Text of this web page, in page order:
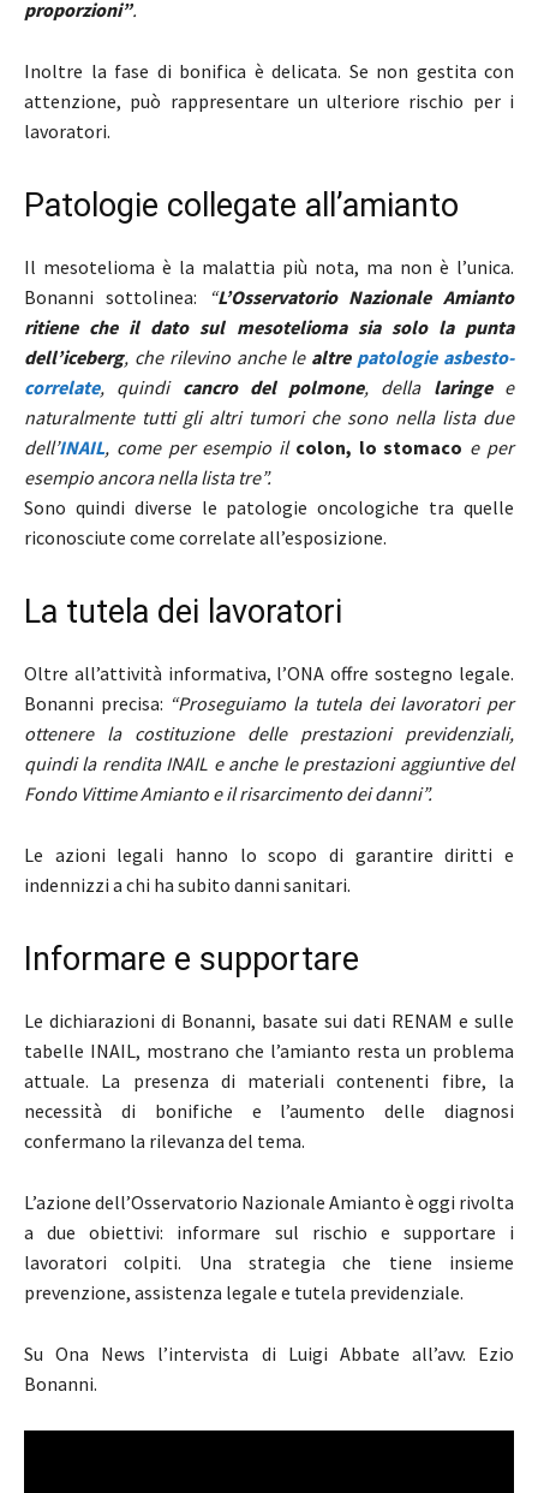
proporzioni”.
Inoltre la fase di bonifica è delicata. Se non gestita con
attenzione, può rappresentare un ulteriore rischio per i
lavoratori.
Patologie collegate all’amianto
Il mesotelioma è la malattia più nota, ma non è l’unica.
Bonanni sottolinea:
“L’Osservatorio Nazionale Amianto
ritiene che il dato sul mesotelioma sia solo la punta
dell’iceberg, che rilevino anche le altre patologie asbesto-
correlate, quindi cancro del polmone, della laringee
naturalmente tutti gli altri tumori che sono nella lista due
dell’INAIL, come per esempio il colon, lo stomaco e per
esempio ancora nella lista tre”.
Sono quindi diverse le patologie oncologiche tra quelle
riconosciute come correlate all’esposizione.
La tutela dei lavoratori
Oltre all’attività informativa, l’ONA offre sostegno legale.
Bonanni precisa: “Proseguiamo la tutela dei lavoratori per
ottenere la costituzione delle prestazioni previdenziali,
quindi la rendita INAIL e anche le prestazioni aggiuntive del
Fondo Vittime Amianto e il risarcimento dei danni”.
Le azioni legali hanno lo scopo di garantire diritti e
indennizzi a chi ha subito danni sanitari.
Informare e supportare
Le dichiarazioni di Bonanni, basate sui dati RENAM e sulle
tabelle INAIL, mostrano che l’amianto resta un problema
attuale. La presenza di materiali contenenti fibre, la
necessità di bonifiche e l’aumento delle diagnosi
confermano la rilevanza del tema.
L’azione dell’Osservatorio Nazionale Amianto è oggi rivolta
a due obiettivi: informare sul rischio e supportare i
lavoratori colpiti. Una strategia che tiene insieme
prevenzione, assistenza legale e tutela previdenziale.
Su Ona News l’intervista di Luigi Abbate all’avv. Ezio
Bonanni.